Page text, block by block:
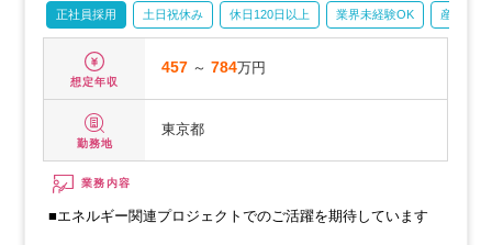
正社員採用 土日祝休み 休日120日以上 業界未経験OK 産休・育
想定年収
457 ～784万円
勤務地
東京都
業務内容
■エネルギー関連プロジェクトでのご活躍を期待しています